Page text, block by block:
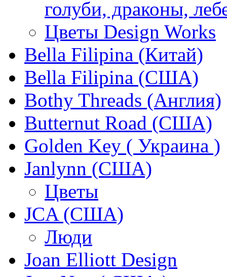
голуби, драконы,
Цветы Design Works
Bella Filipina (Китай)
Bella Filipina (США)
Bothy Threads (Англия)
Butternut Road (США)
Golden Key ( Украина )
Janlynn (США)
Цветы
JCA (США)
Люди
Joan Elliott Design